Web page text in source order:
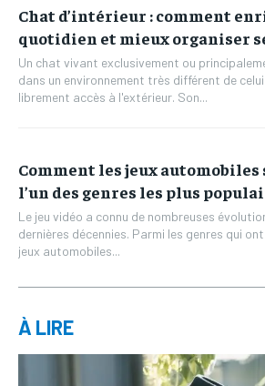
Chat d’intérieur : comment
quotidien et mieux organiser
Un chat vivant exclusivement ou
dans un environnement très différent de
librement accès à l'extérieur. Son...
Comment les jeux automobiles
l’un des genres les plus
Le jeu vidéo a connu de nombreuses
dernières décennies. Parmi les genres qui
jeux automobiles...
À LIRE